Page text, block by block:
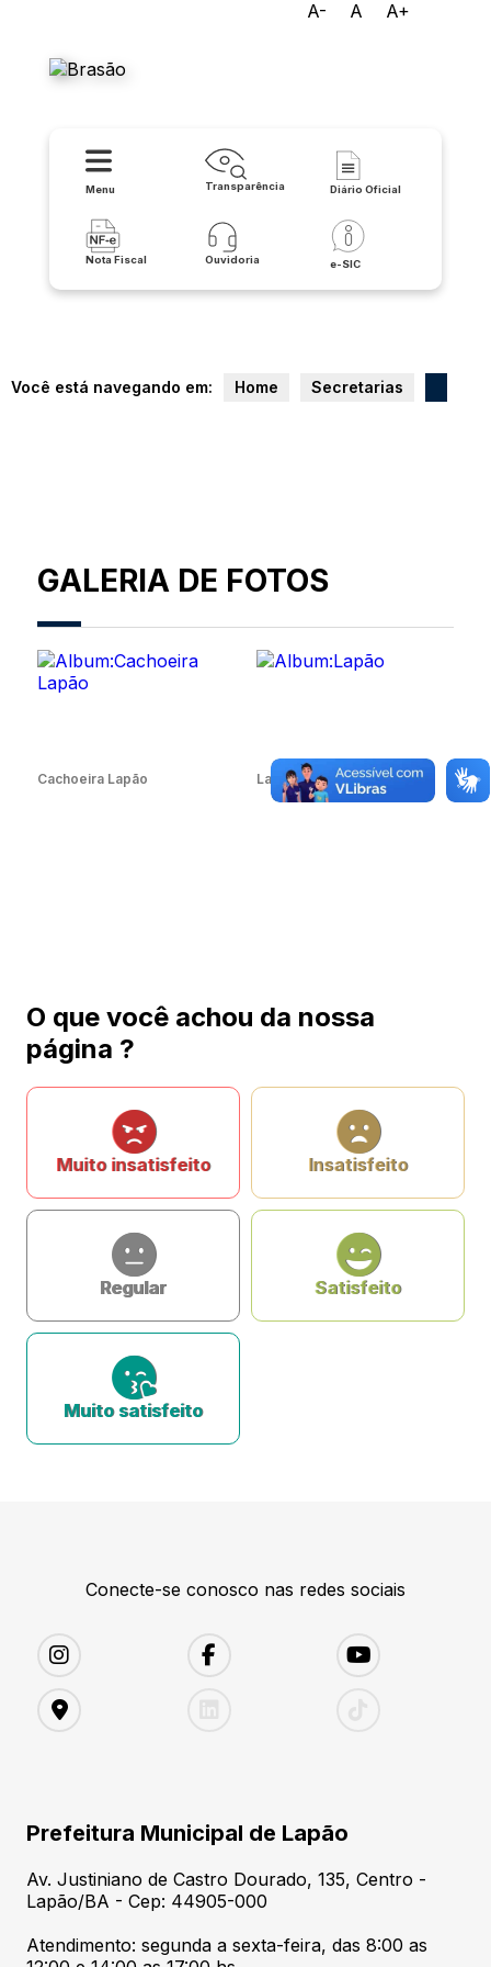
A- A A+
Menu Transparência Diário Oficial
Nota Fiscal Ouvidoria e-SIC
Você está navegando em: Home Secretarias
GALERIA DE FOTOS
Cachoeira Lapão Lapão
O que você achou da nossa
página ?
Muito insatisfeito Insatisfeito
Regular Satisfeito
Muito satisfeito
Conecte-se conosco nas redes sociais
Prefeitura Municipal de Lapão
Av. Justiniano de Castro Dourado, 135, Centro -
Lapão/BA - Cep: 44905-000
Atendimento: segunda a sexta-feira, das 8:00 as